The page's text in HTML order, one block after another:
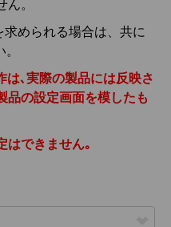
。
められる場合は、共に
､実際の製品には反映さ
品の設定画面を模したも
はできません｡